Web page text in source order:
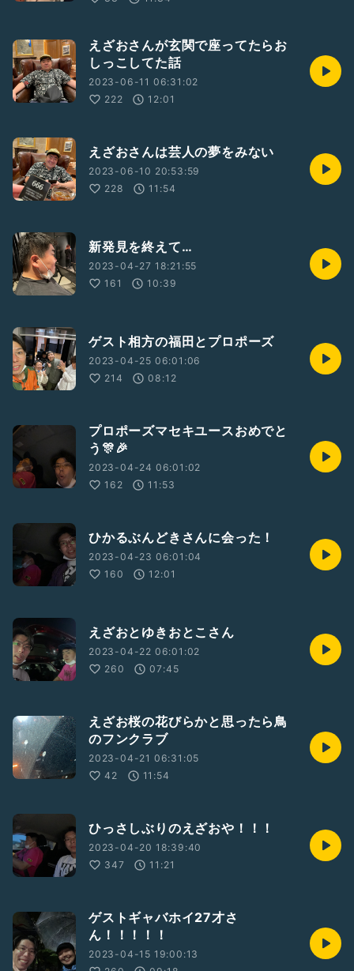
えざおさんが玄関で座ってたらお
しっこしてた話
2023-06-11 06:31:02
222
12:01
えざおさんは芸人の夢をみない
2023-06-10 20:53:59
228
11:54
新発見を終えて…
2023-04-27 18:21:55
161
10:39
ゲスト相方の福田とプロポーズ
2023-04-25 06:01:06
214
08:12
プロポーズマセキユースおめでと
う🎊🎉
2023-04-24 06:01:02
162
11:53
ひかるぶんどきさんに会った！
2023-04-23 06:01:04
160
12:01
えざおとゆきおとこさん
2023-04-22 06:01:02
260
07:45
えざお桜の花びらかと思ったら鳥
のフンクラブ
2023-04-21 06:31:05
42
11:54
ひっさしぶりのえざおや！！！
2023-04-20 18:39:40
347
11:21
ゲストギャバホイ27才さ
ん！！！！！
2023-04-15 19:00:13